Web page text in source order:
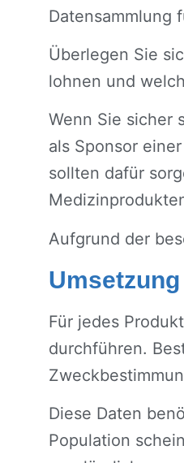
Datensammlung
Überlegen Sie
lohnen und
Wenn Sie sicher
als Sponsor
sollten dafür
Aufgrund der
Für jedes
durchführen.
Diese Daten
Population